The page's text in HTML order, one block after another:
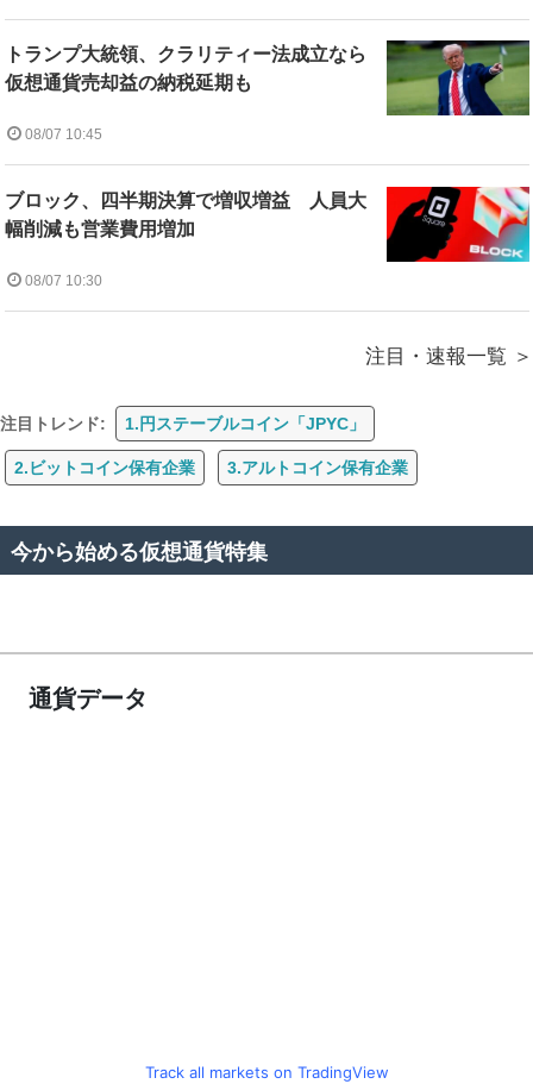
トランプ大統領、クラリティー法成立なら
仮想通貨売却益の納税延期も
08/07 10:45
ブロック、四半期決算で増収増益 人員大
幅削減も営業費用増加
08/07 10:30
注目・速報一覧
注目トレンド: 1.円ステーブルコイン「JPYC」
2.ビットコイン保有企業 3.アルトコイン保有企業
今から始める仮想通貨特集
通貨データ
Track all markets on TradingView